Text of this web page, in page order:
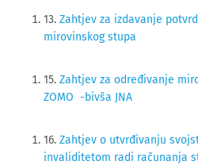
13. Zahtjev za izdavanje
mirovinskog stupa
15. Zahtjev za određivanje
ZOMO -bivša JNA
16. Zahtjev o utvrđivanju
invaliditetom radi računanja